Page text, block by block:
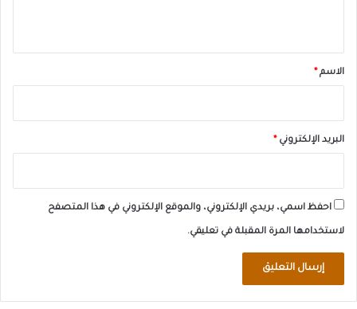
*الاسم*
البريد الإلكتروني*
احفظ اسمي، بريدي الإلكتروني، والموقع الإلكتروني في هذا المتصفح
لاستخدامها المرة المقبلة في تعليقي.